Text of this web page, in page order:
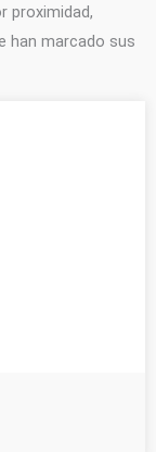
proximidad,
han marcado sus